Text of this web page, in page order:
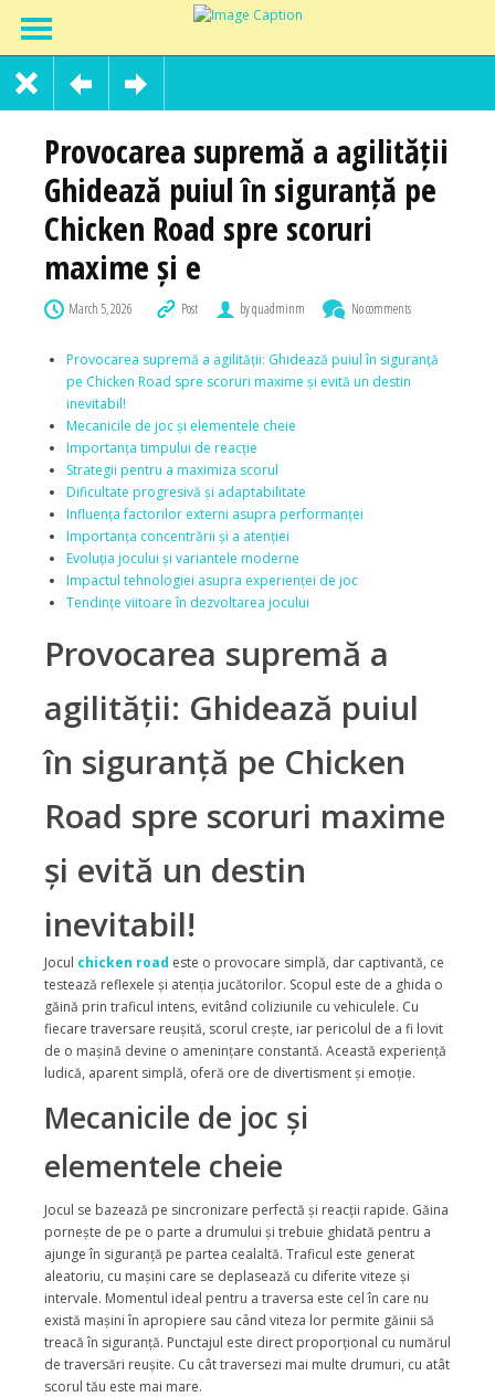
Provocarea supremă a agilității
Ghidează puiul în siguranță pe
Chicken Road spre scoruri
maxime și e
March 5, 2026 Post by quadminm No comments
Provocarea supremă a agilității: Ghidează puiul în siguranță
pe Chicken Road spre scoruri maxime și evită un destin
inevitabil!
Mecanicile de joc și elementele cheie
Importanța timpului de reacție
Strategii pentru a maximiza scorul
Dificultate progresivă și adaptabilitate
Influența factorilor externi asupra performanței
Importanța concentrării și a atenției
Evoluția jocului și variantele moderne
Impactul tehnologiei asupra experienței de joc
Tendințe viitoare în dezvoltarea jocului
Provocarea supremă a
agilității: Ghidează puiul
în siguranță pe Chicken
Road spre scoruri maxime
și evită un destin
inevitabil!
Jocul chicken road este o provocare simplă, dar captivantă, ce
testează reflexele și atenția jucătorilor. Scopul este de a ghida o
găină prin traficul intens, evitând coliziunile cu vehiculele. Cu
fiecare traversare reușită, scorul crește, iar pericolul de a fi lovit
de o mașină devine o amenințare constantă. Această experiență
ludică, aparent simplă, oferă ore de divertisment și emoție.
Mecanicile de joc și
elementele cheie
Jocul se bazează pe sincronizare perfectă și reacții rapide. Găina
pornește de pe o parte a drumului și trebuie ghidată pentru a
ajunge în siguranță pe partea cealaltă. Traficul este generat
aleatoriu, cu mașini care se deplasează cu diferite viteze și
intervale. Momentul ideal pentru a traversa este cel în care nu
există mașini în apropiere sau când viteza lor permite găinii să
treacă în siguranță. Punctajul este direct proporțional cu numărul
de traversări reușite. Cu cât traversezi mai multe drumuri, cu atât
scorul tău este mai mare.